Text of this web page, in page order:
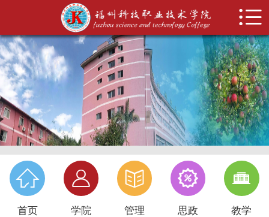
 首页
学院概况
管理机构
思政建设
教学科研
招生就业
系部设置


首页

学院

管理

思政

教学